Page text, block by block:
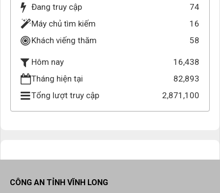
Đang truy cập
74
Máy chủ tìm kiếm
16
Khách viếng thăm
58
Hôm nay
16,438
Tháng hiện tại
82,893
Tổng lượt truy cập
2,871,100
CÔNG AN TỈNH VĨNH LONG